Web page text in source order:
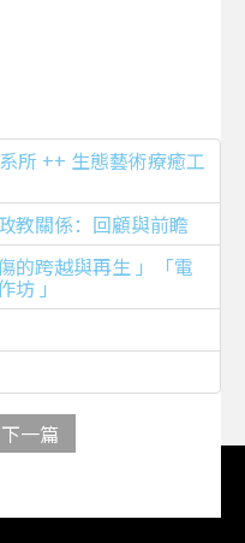
所 ++ 生態藝術療癒工
教關係：回顧與前瞻
的跨越與再生 」「電
」
下一篇